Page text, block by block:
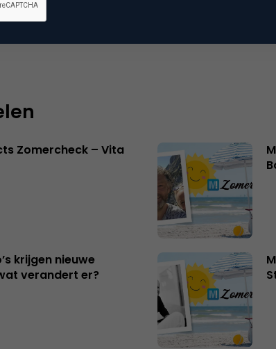
Zomercheck – Vita
krijgen nieuwe
verandert er?